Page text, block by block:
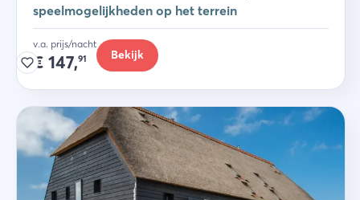
speelmogelijkheden op het terrein
v.a. prijs/nacht
€ 147,91 Bekijk